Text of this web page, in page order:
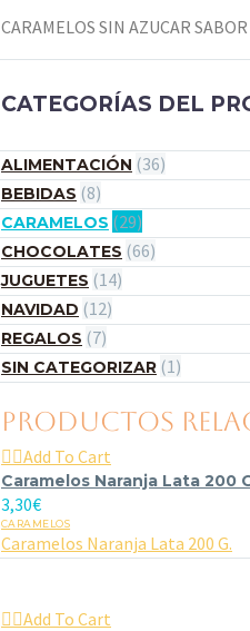
CARAMELOS SIN AZUCAR
CATEGORÍAS DEL
ALIMENTACIÓN (36)
BEBIDAS (8)
CARAMELOS (29)
CHOCOLATES (66)
JUGUETES (14)
NAVIDAD (12)
REGALOS (7)
SIN CATEGORIZAR (1)
PRODUCTOS
Add To Cart
Caramelos Naranja Lata 200
3,30€
CARAMELOS
Caramelos Naranja Lata 200 G.
Add To Cart